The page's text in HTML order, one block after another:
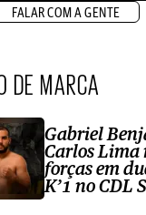
FALAR COM A GENTE
DE MARCA
Gabriel
Carlos Lima
forças em
K’1 no CDL